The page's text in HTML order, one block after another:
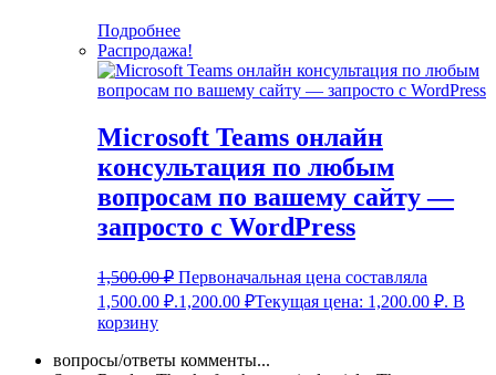
Подробнее
Распродажа!
Microsoft Teams онлайн
консультация по любым
вопросам по вашему сайту —
запросто с WordPress
1,500.00₽ Первоначальная цена составляла
1,500.00 ₽.1,200.00 ₽Текущая цена: 1,200.00 ₽. В
корзину
вопросы/ответы комменты...